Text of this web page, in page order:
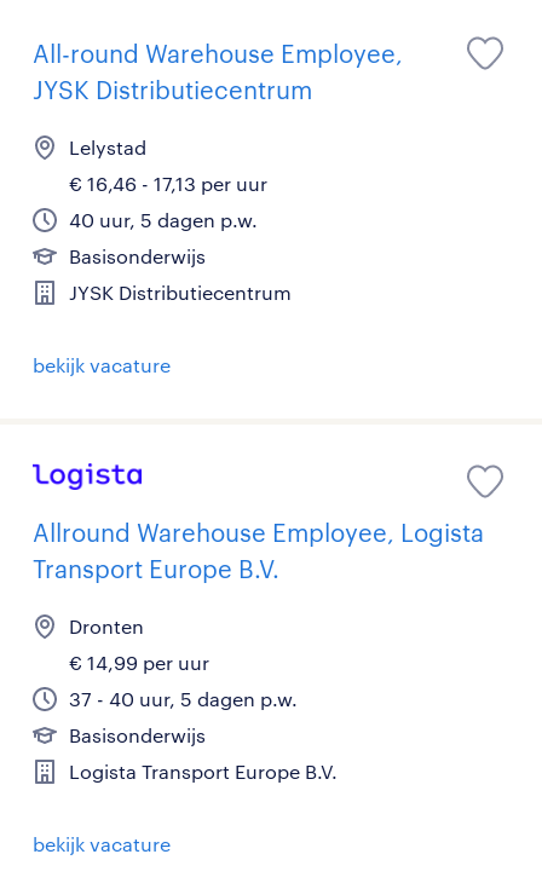
All-round Warehouse Employee,
JYSK Distributiecentrum
Lelystad
€ 16,46 - 17,13 per uur
40 uur, 5 dagen p.w.
Basisonderwijs
JYSK Distributiecentrum
bekijk vacature
Allround Warehouse Employee, Logista
Transport Europe B.V.
Dronten
€ 14,99 per uur
37 - 40 uur, 5 dagen p.w.
Basisonderwijs
Logista Transport Europe B.V.
bekijk vacature